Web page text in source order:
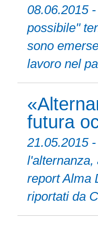
08.06.2015
possibile"
sono
lavoro nel
futura
21.05.2015
l'alternanza,
report Alma
riportati da